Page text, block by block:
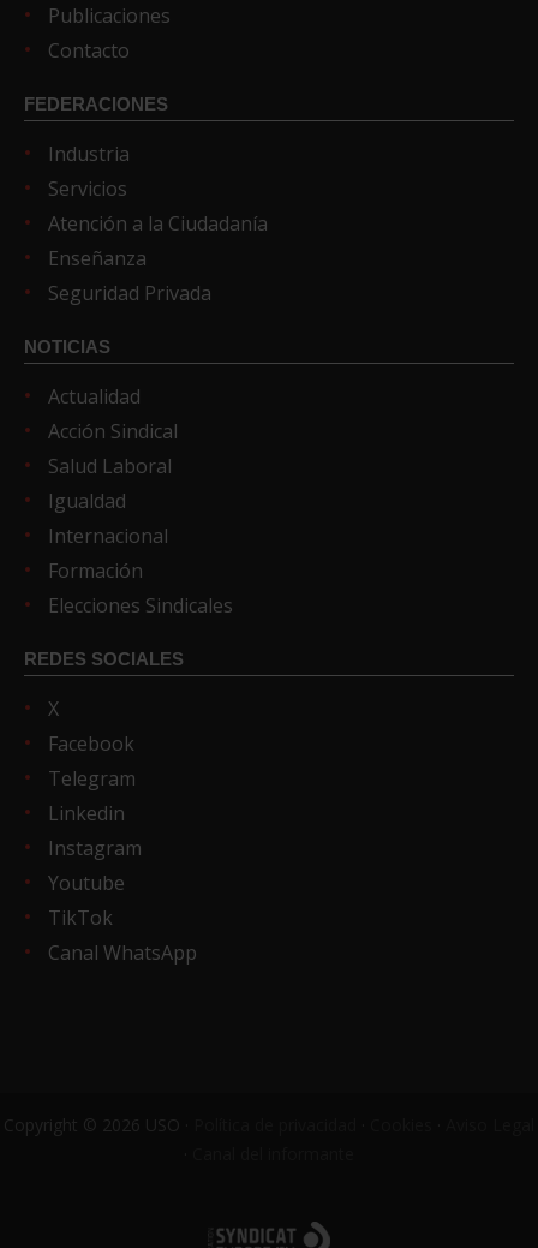
Publicaciones
Contacto
FEDERACIONES
Industria
Servicios
Atención a la Ciudadanía
Enseñanza
Seguridad Privada
NOTICIAS
Actualidad
Acción Sindical
Salud Laboral
Igualdad
Internacional
Formación
Elecciones Sindicales
REDES SOCIALES
X
Facebook
Telegram
Linkedin
Instagram
Youtube
TikTok
Canal WhatsApp
Copyright © 2026 USO ·